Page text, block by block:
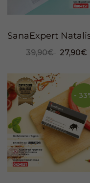
39,90€ 27,90€
-